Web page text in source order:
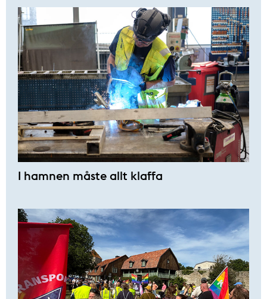
I hamnen måste allt klaffa